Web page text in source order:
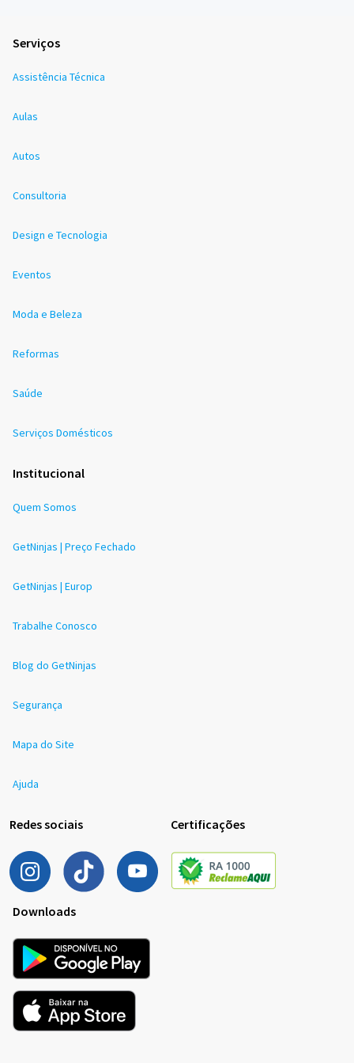
Serviços
Assistência Técnica
Aulas
Autos
Consultoria
Design e Tecnologia
Eventos
Moda e Beleza
Reformas
Saúde
Serviços Domésticos
Institucional
Quem Somos
GetNinjas | Preço Fechado
GetNinjas | Europ
Trabalhe Conosco
Blog do GetNinjas
Segurança
Mapa do Site
Ajuda
Redes sociais Certificações
Downloads